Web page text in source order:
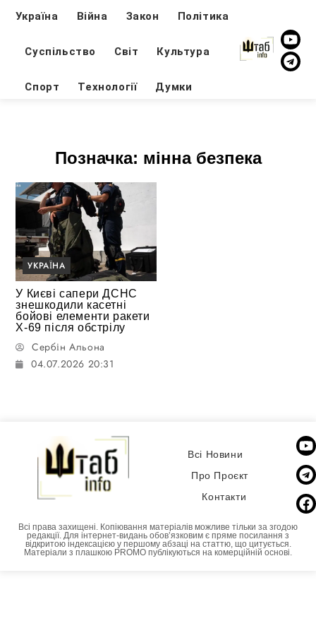
Україна Війна Закон Політика
Суспільство Світ Культура
Спорт Технології Думки
Позначка: мінна безпека
УКРАЇНА
У Києві сапери ДСНС
знешкодили касетні
бойові елементи ракети
Х-69 після обстрілу
Сербін Альона
04.07.2026 20:31
Всі Новини
Про Проєкт
Контакти
Всі права захищені. Копіювання матеріалів можливе тільки за згодою
редакції. Для інтернет-видань обовʼязковим є пряме посилання з
відкритою індексацією у першому абзаці на статтю, що цитується.
Матеріали з плашкою PROMO публікуються на комерційній основі.